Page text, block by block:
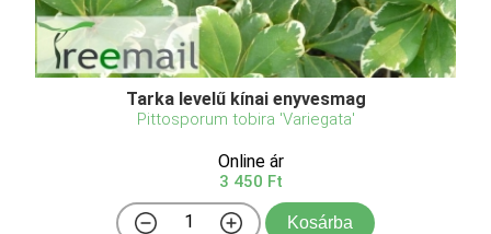
Tarka levelű kínai enyvesmag
Pittosporum tobira 'Variegata'
Online ár
3 450 Ft
Kosárba